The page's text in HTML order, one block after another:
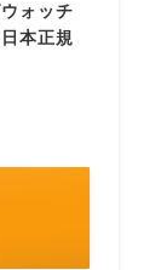
ォッチ
本正規